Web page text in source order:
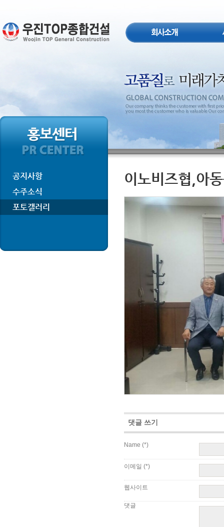
공지사항
수주소식
포토갤러리
이노비즈협,아
댓글 쓰기
Name (*)
이메일 (*)
웹사이트
댓글